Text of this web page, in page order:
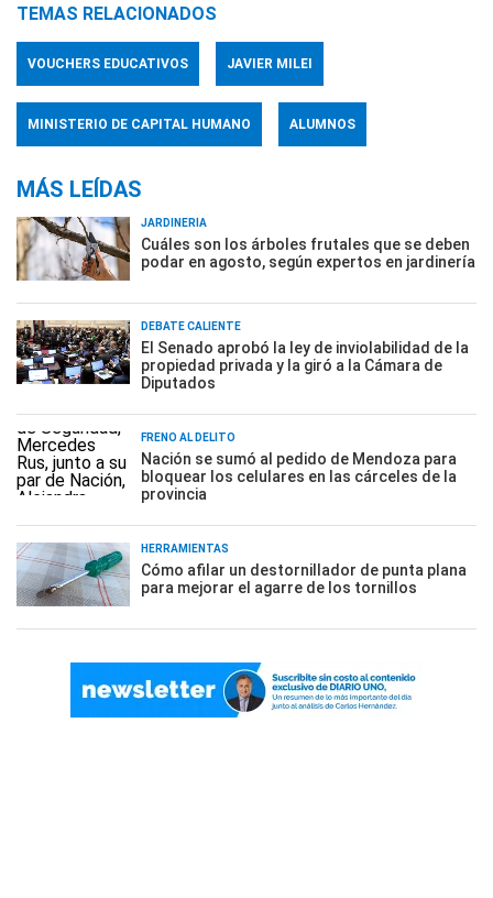
TEMAS RELACIONADOS
VOUCHERS EDUCATIVOS JAVIER MILEI
MINISTERIO DE CAPITAL HUMANO ALUMNOS
MÁS LEÍDAS
JARDINERÍA
Cuáles son los árboles frutales que se deben
podar en agosto, según expertos en jardinería
DEBATE CALIENTE
El Senado aprobó la ley de inviolabilidad de la
propiedad privada y la giró a la Cámara de
Diputados
FRENO AL DELITO
Nación se sumó al pedido de Mendoza para
bloquear los celulares en las cárceles de la
provincia
HERRAMIENTAS
Cómo afilar un destornillador de punta plana
para mejorar el agarre de los tornillos